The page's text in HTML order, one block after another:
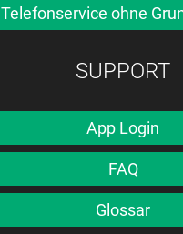
Telefonservice ohne
SUPPORT
App Login
FAQ
Glossar